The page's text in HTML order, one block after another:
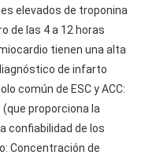
elevados de troponina
de las 4 a 12 horas
tienen una alta
de infarto
común de ESC y ACC:
proporciona la
confiabilidad de los
Concentración de